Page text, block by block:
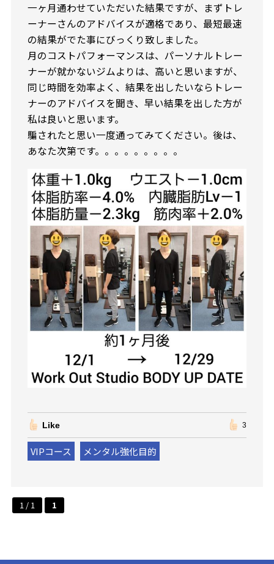
一ヶ月通わせていただいた結果ですが、まずトレ
ーナーさんのアドバイスが適格であり、最短最速
の結果がでた事にびっくり致しました。
月のコストパフォーマンスは、パーソナルトレー
ナーが就かないジムよりは、高いと思いますが、
同じ時間を効率よく、結果を出したいならトレー
ナーのアドバイスを聞き、早い結果を出した方が
私は良いと思います。
騙されたと思い一度通ってみてください。後は、
あなた次第です。。。。。。。。。
Like 3
VIPコース メンタル強化目的
1 / 1 1